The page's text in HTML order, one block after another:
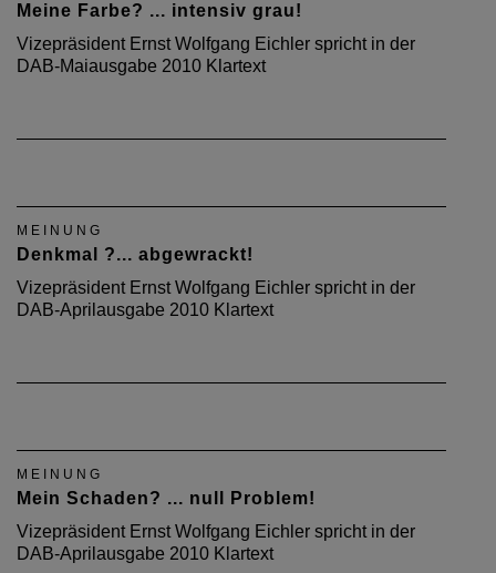
Meine Farbe? ... intensiv grau!
Vizepräsident Ernst Wolfgang Eichler spricht in der
DAB-Maiausgabe 2010 Klartext
MEINUNG
Denkmal ?... abgewrackt!
Vizepräsident Ernst Wolfgang Eichler spricht in der
DAB-Aprilausgabe 2010 Klartext
MEINUNG
Mein Schaden? ... null Problem!
Vizepräsident Ernst Wolfgang Eichler spricht in der
DAB-Aprilausgabe 2010 Klartext